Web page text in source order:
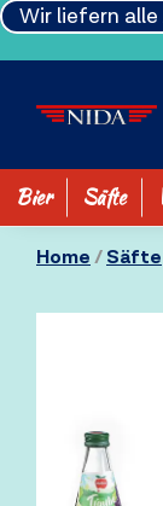
Wir liefern
Bier Säfte
Home/Säfte